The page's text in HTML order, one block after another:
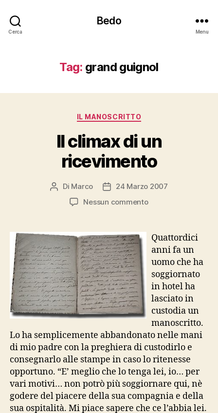
Cerca
Bedo
Menu
Tag: grand guignol
Categorie
IL MANOSCRITTO
Il climax di un
ricevimento
Autore
articolo
Di Marco
Data24 Marzo 2007
Nessun commentosu
di
un
ricevimento
Quattordici
anni fa un
uomo che ha
soggiornato
in hotel ha
lasciato in
custodia un
manoscritto.
Lo ha semplicemente abbandonato nelle mani
di mio padre con la preghiera di custodirlo e
consegnarlo alle stampe in caso lo ritenesse
opportuno. “E’ meglio che lo tenga lei, io… per
vari motivi… non potrò più soggiornare qui, nè
godere del piacere della sua compagnia e della
sua ospitalità. Mi piace sapere che ce l’abbia lei.